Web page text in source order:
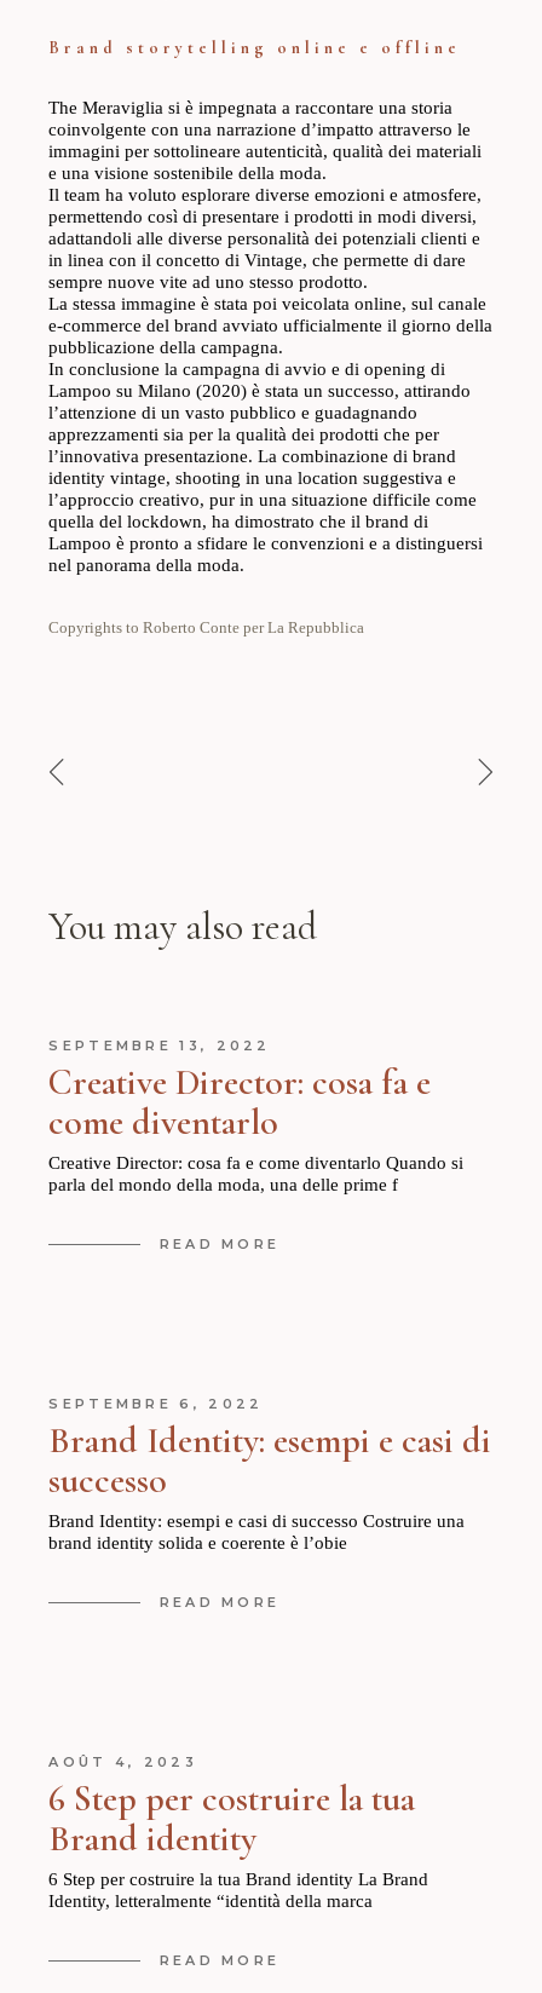
Brand storytelling online e offline
The Meraviglia si è impegnata a raccontare una storia
coinvolgente con una narrazione d’impatto attraverso le
immagini per sottolineare autenticità, qualità dei materiali
e una visione sostenibile della moda.
Il team ha voluto esplorare diverse emozioni e atmosfere,
permettendo così di presentare i prodotti in modi diversi,
adattandoli alle diverse personalità dei potenziali clienti e
in linea con il concetto di Vintage, che permette di dare
sempre nuove vite ad uno stesso prodotto.
La stessa immagine è stata poi veicolata online, sul canale
e-commerce del brand avviato ufficialmente il giorno della
pubblicazione della campagna.
In conclusione la campagna di avvio e di opening di
Lampoo su Milano (2020) è stata un successo, attirando
l’attenzione di un vasto pubblico e guadagnando
apprezzamenti sia per la qualità dei prodotti che per
l’innovativa presentazione. La combinazione di brand
identity vintage, shooting in una location suggestiva e
l’approccio creativo, pur in una situazione difficile come
quella del lockdown, ha dimostrato che il brand di
Lampoo è pronto a sfidare le convenzioni e a distinguersi
nel panorama della moda.
Copyrights to Roberto Conte per La Repubblica
You may also read
SEPTEMBRE 13, 2022
Creative Director: cosa fa e
come diventarlo
Creative Director: cosa fa e come diventarlo Quando si
parla del mondo della moda, una delle prime f
READ MORE
SEPTEMBRE 6, 2022
Brand Identity: esempi e casi di
successo
Brand Identity: esempi e casi di successo Costruire una
brand identity solida e coerente è l’obie
READ MORE
AOÛT 4, 2023
6 Step per costruire la tua
Brand identity
6 Step per costruire la tua Brand identity La Brand
Identity, letteralmente “identità della marca
READ MORE